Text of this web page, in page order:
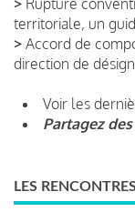
territoriale, un
> Accord de
direction de
Voir les
Partagez
LES